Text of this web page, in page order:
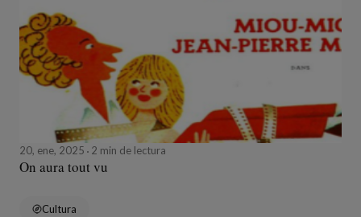
20, ene, 2025 2 min de lectura
On aura tout vu
Cultura